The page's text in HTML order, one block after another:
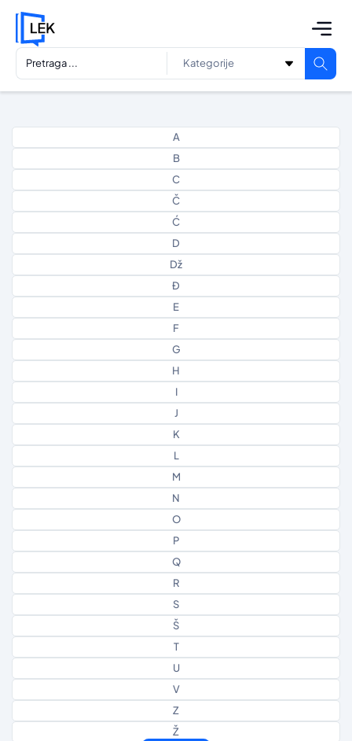
A
B
C
Č
Ć
D
Dž
Đ
E
F
G
H
I
J
K
L
M
N
O
P
Q
R
S
Š
T
U
V
Z
Ž